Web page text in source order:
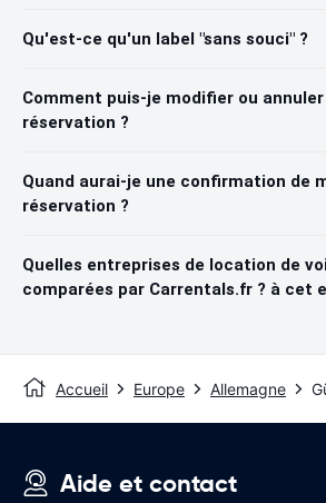
Qu'est-ce qu'un label "sans souci" ?
Comment puis-je modifier ou
réservation ?
Quand aurai-je une confirmation de
réservation ?
Quelles entreprises de location de
comparées par Carrentals.fr ? à cet
Accueil Europe Allemagne
Aide et contact